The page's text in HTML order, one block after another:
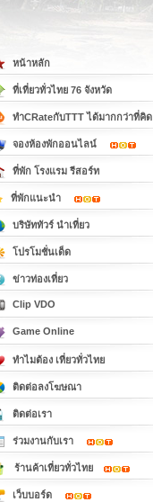
หน้าหลัก
ที่เที่ยวทั่วไทย 76 จังหวัด
ทำCRateกับTTT ได้มากกว่าที่คิด
จองห้องพักออนไลน์
ที่พัก โรงแรม รีสอร์ท
ที่พักแนะนำ
บริษัททัวร์ นำเที่ยว
โปรโมชั่นเด็ด
ข่าวท่องเที่ยว
Clip VDO
Game Online
ทำไมต้อง เที่ยวทั่วไทย
ติดต่อลงโฆษณา
ติดต่อเรา
ร่วมงานกับเรา
ร้านค้าเที่ยวทั่วไทย
เว็บบอร์ด